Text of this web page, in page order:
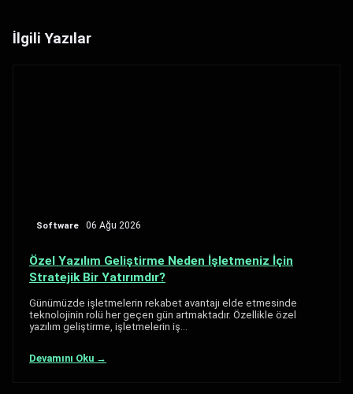
İlgili Yazılar
Software 06 Ağu 2026
Özel Yazılım Geliştirme Neden İşletmeniz İçin
Stratejik Bir Yatırımdır?
Günümüzde işletmelerin rekabet avantajı elde etmesinde
teknolojinin rolü her geçen gün artmaktadır. Özellikle özel
yazılım geliştirme, işletmelerin iş…
Devamını Oku →